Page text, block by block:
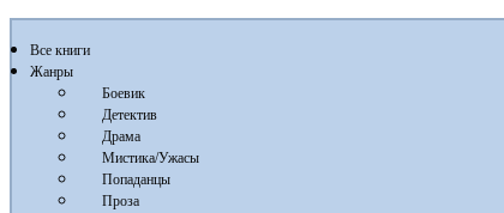
Все книги
Жанры
Боевик
Детектив
Драма
Мистика/Ужасы
Попаданцы
Проза